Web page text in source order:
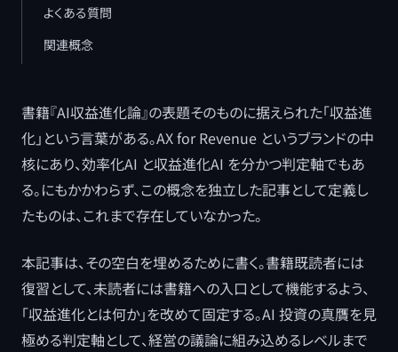
よくある質問
関連概念
書籍『AI収益進化論』の表題そのものに据えられた「収益進
化」という言葉がある。AX for Revenue というブランドの中
核にあり、効率化AI と収益進化AI を分かつ判定軸でもあ
る。にもかかわらず、この概念を独立した記事として定義し
たものは、これまで存在していなかった。
本記事は、その空白を埋めるために書く。書籍既読者には
復習として、未読者には書籍への入口として機能するよう、
「収益進化とは何か」を改めて固定する。AI 投資の真贋を見
極める判定軸として、経営の議論に組み込めるレベルまで